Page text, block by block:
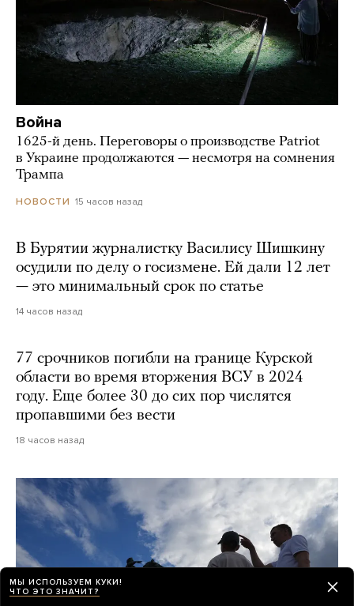
Война
1625-й день. Переговоры о производстве Patriot
в Украине продолжаются — несмотря на сомнения
Трампа
НОВОСТИ 15 часов назад
В Бурятии журналистку Василису Шишкину
осудили по делу о госизмене. Ей дали 12 лет
— это минимальный срок по статье
14 часов назад
77 срочников погибли на границе Курской
области во время вторжения ВСУ в 2024
году. Еще более 30 до сих пор числятся
пропавшими без вести
18 часов назад
МЫ ИСПОЛЬЗУЕМ КУКИ!
ЧТО ЭТО ЗНАЧИТ?